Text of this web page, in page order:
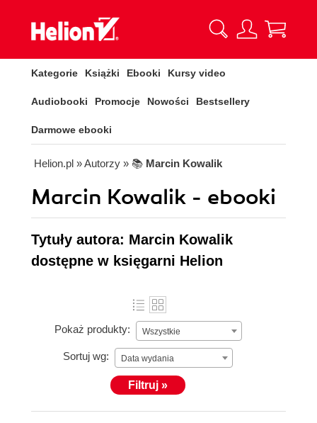
Kategorie Książki Ebooki Kursy video
Audiobooki Promocje Nowości Bestsellery
Darmowe ebooki
Helion.pl » Autorzy » 📚 Marcin Kowalik
Marcin Kowalik - ebooki
Tytuły autora: Marcin Kowalik
dostępne w księgarni Helion
Pokaż produkty: Wszystkie
Sortuj wg: Data wydania
Filtruj »